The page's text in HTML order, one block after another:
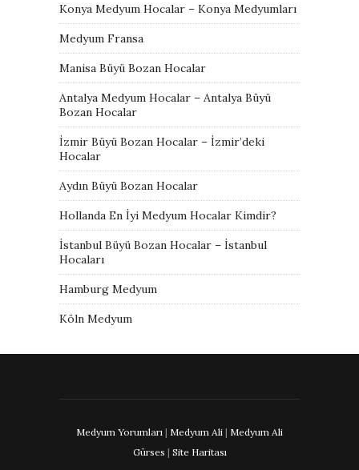
Konya Medyum Hocalar – Konya Medyumları
Medyum Fransa
Manisa Büyü Bozan Hocalar
Antalya Medyum Hocalar – Antalya Büyü
Bozan Hocalar
İzmir Büyü Bozan Hocalar – İzmir’deki
Hocalar
Aydın Büyü Bozan Hocalar
Hollanda En İyi Medyum Hocalar Kimdir?
İstanbul Büyü Bozan Hocalar – İstanbul
Hocaları
Hamburg Medyum
Köln Medyum
Medyum Yorumları | Medyum Ali | Medyum Ali
Gürses | Site Haritası